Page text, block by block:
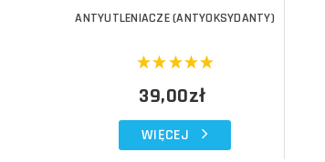
ANTYUTLENIACZE (ANTYOKSYDANTY)
39,00zł
WIĘCEJ